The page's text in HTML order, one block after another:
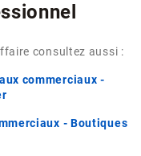
consultez aussi :
commerciaux -
- Boutiques